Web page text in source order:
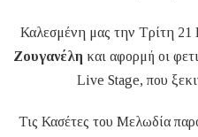
Καλεσμένη μας την Τρίτη 21
Ζουγανέλη και αφορμή οι
Live Stage, που
Τις Κασέτες του Μελωδία